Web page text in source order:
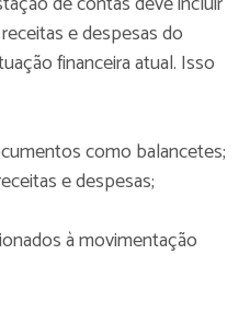
e despesas do
financeira atual. Isso
como balancetes;
e despesas;
à movimentação